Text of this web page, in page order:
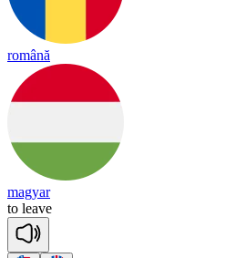
română
magyar
to leave